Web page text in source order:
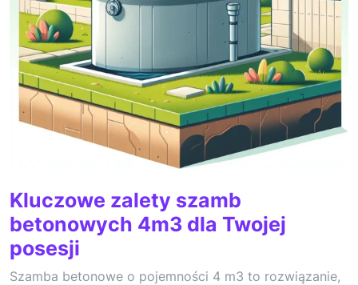
Kluczowe zalety szamb
betonowych 4m3 dla Twojej
posesji
Szamba betonowe o pojemności 4 m3 to rozwiązanie,